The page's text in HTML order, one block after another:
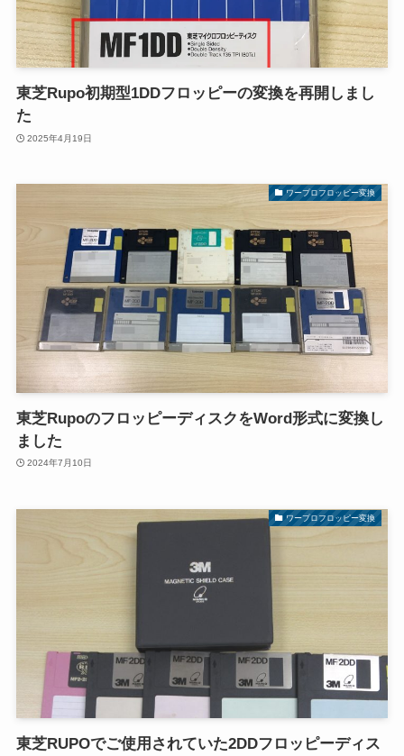
東芝Rupo初期型1DDフロッピーの変換を再開しまし
た
2025年4月19日
ワープロフロッピー変換
東芝RupoのフロッピーディスクをWord形式に変換し
ました
2024年7月10日
ワープロフロッピー変換
東芝RUPOでご使用されていた2DDフロッピーディス